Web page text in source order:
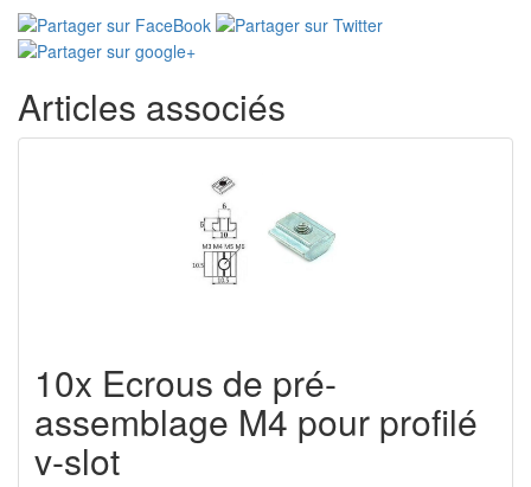
Articles associés
10x Ecrous de pré-
assemblage M4 pour profilé
v-slot